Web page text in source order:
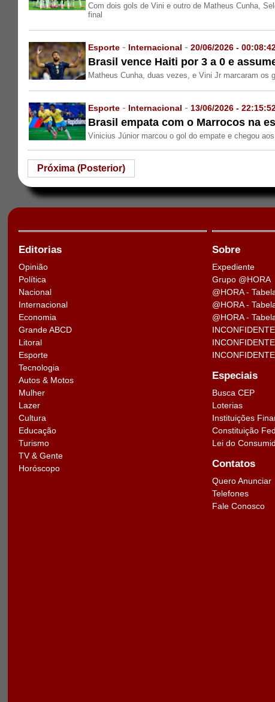
Com dois gols de Vini e outro de Matheus Cunha,
final
Esporte - Internacional -20/06/2026 -
Brasil vence Haiti por 3 a 0 e
Matheus Cunha, duas vezes, e Vini Jr marcaram os
Esporte - Internacional - 13/06/2026 -
Brasil empata com o Marrocos na
Vinicius Júnior marcou o gol do empate e chegou
Próxima (Posterior)
Editorias
Opinião
Política
Nacional
Internacional
Economia
Grande ABCD
Litoral
Esporte
Tecnologia
Autos & Motos
Mulher
Lazer
Cultura
Educação
Turismo
TV & Gente
Horóscopo
Sobre
Expediente
Grupo @HORA
@HORA -
@HORA -
@HORA -
Especiais
Busca CEP
Loterias
Instituições
Constituição
Lei do
Contatos
Quero Anunciar
Telefones
Fale Conosco